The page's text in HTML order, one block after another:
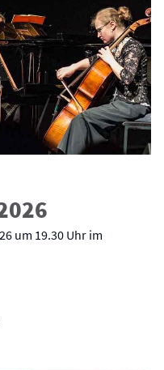
um 19.30 Uhr im